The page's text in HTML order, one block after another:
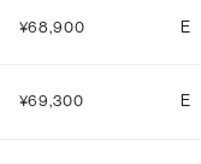
¥68,900 E
¥69,300 E